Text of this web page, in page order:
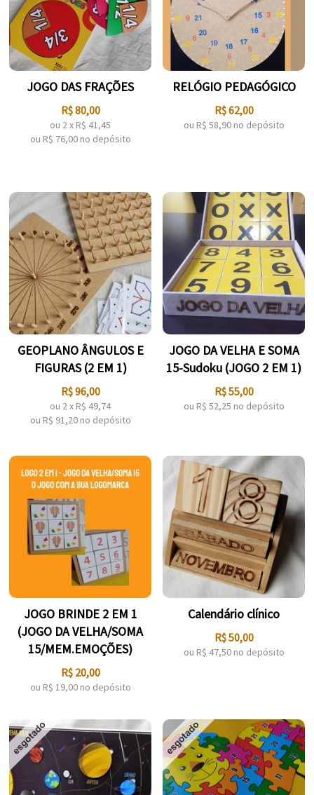
JOGO DAS FRAÇÕES
R$80,00
ou 2x R$ 41,45
ou R$ 76,00 no depósito
RELÓGIO PEDAGÓGICO
R$62,00
ou R$ 58,90 no depósito
GEOPLANO ÂNGULOS E
FIGURAS (2 EM 1)
R$96,00
ou 2x R$ 49,74
ou R$ 91,20 no depósito
JOGO DA VELHA E SOMA
15-Sudoku (JOGO 2 EM 1)
R$55,00
ou R$ 52,25 no depósito
JOGO BRINDE 2 EM 1
(JOGO DA VELHA/SOMA
15/MEM.EMOÇÕES)
R$ 20,00
ou R$ 19,00 no depósito
Calendário clínico
R$50,00
ou R$ 47,50 no depósito